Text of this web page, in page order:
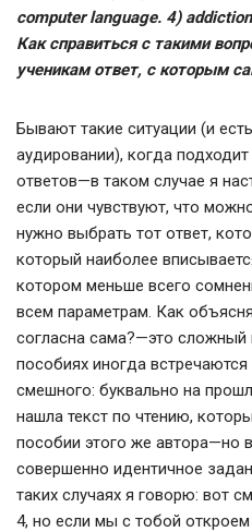
computer language. 4)
Как справиться с такими
ученикам ответ, с которым
Бывают такие ситуации (и
аудировании), когда
ответов—в таком случае я
если они чувствуют, что
нужно выбрать тот ответ,
который наиболее
котором меньше всего
всем параметрам. Как
согласна сама?—это сложный
пособиях иногда
смешного: буквально на
нашла текст по чтению,
пособии этого же автора—но
совершенно идентичное
таких случаях я говорю: вот
4, но если мы с тобой откроем